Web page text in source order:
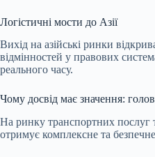
Логістичні мости до Азії
Вихід на азійські ринки
відмінностей у правових
реального часу.
Чому досвід має значення:
На ринку транспортних послуг
отримує комплексне та